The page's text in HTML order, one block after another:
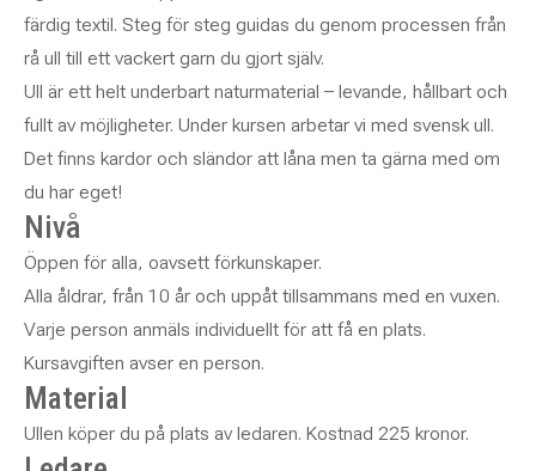
färdig textil. Steg för steg guidas du genom processen från
rå ull till ett vackert garn du gjort själv.
Ull är ett helt underbart naturmaterial – levande, hållbart och
fullt av möjligheter. Under kursen arbetar vi med svensk ull.
Det finns kardor och sländor att låna men ta gärna med om
du har eget!
Nivå
Öppen för alla, oavsett förkunskaper.
Alla åldrar, från 10 år och uppåt tillsammans med en vuxen.
Varje person anmäls individuellt för att få en plats.
Kursavgiften avser en person.
Material
Ullen köper du på plats av ledaren. Kostnad 225 kronor.